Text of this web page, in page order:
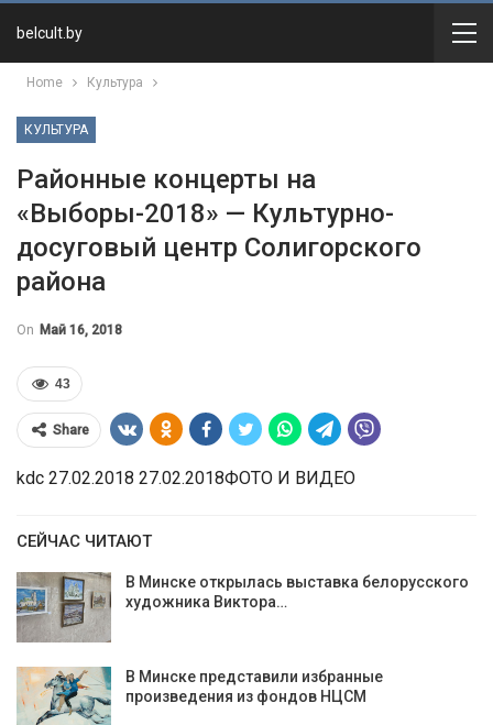
belcult.by
Home Культура
КУЛЬТУРА
Районные концерты на
«Выборы-2018» — Культурно-
досуговый центр Солигорского
района
On Май 16, 2018
43
Share
kdc 27.02.2018 27.02.2018ФОТО И ВИДЕО
СЕЙЧАС ЧИТАЮТ
В Минске открылась выставка белорусского
художника Виктора…
В Минске представили избранные
произведения из фондов НЦСМ